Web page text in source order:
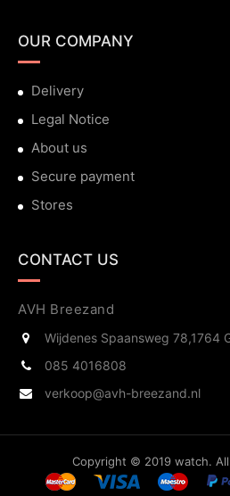
OUR COMPANY
Delivery
Legal Notice
About us
Secure payment
Stores
CONTACT US
AVH Breezand
Wijdenes Spaansweg 78,1764
085 4016808
verkoop@avh-breezand.nl
Copyright © 2019 watch.